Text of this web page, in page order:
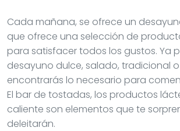
Cada mañana, se ofrece un
que ofrece una selección de
para satisfacer todos los gustos. Ya
desayuno dulce, salado, tradicional
encontrarás lo necesario para
El bar de tostadas, los productos
caliente son elementos que te
deleitarán.